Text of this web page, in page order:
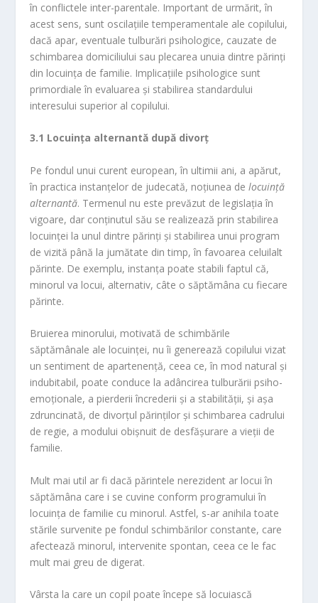
în conflictele inter-parentale. Important de urmărit, în
acest sens, sunt oscilațiile temperamentale ale copilului,
dacă apar, eventuale tulburări psihologice, cauzate de
schimbarea domiciliului sau plecarea unuia dintre părinți
din locuința de familie. Implicațiile psihologice sunt
primordiale în evaluarea și stabilirea standardului
interesului superior al copilului.
3.1 Locuința alternantă după divorț
Pe fondul unui curent european, în ultimii ani, a apărut,
în practica instanțelor de judecată, noțiunea delocuință
alternantă. Termenul nu este prevăzut de legislația în
vigoare, dar conținutul său se realizează prin stabilirea
locuinței la unul dintre părinți și stabilirea unui program
de vizită până la jumătate din timp, în favoarea celuilalt
părinte. De exemplu, instanța poate stabili faptul că,
minorul va locui, alternativ, câte o săptămâna cu fiecare
părinte.
Bruierea minorului, motivată de schimbările
săptămânale ale locuinței, nu îi generează copilului vizat
un sentiment de apartenență, ceea ce, în mod natural și
indubitabil, poate conduce la adâncirea tulburării psiho-
emoționale, a pierderii încrederii și a stabilității, și așa
zdruncinată, de divorțul părinților și schimbarea cadrului
de regie, a modului obișnuit de desfășurare a vieții de
familie.
Mult mai util ar fi dacă părintele nerezident ar locui în
săptămâna care i se cuvine conform programului în
locuința de familie cu minorul. Astfel, s-ar anihila toate
stările survenite pe fondul schimbărilor constante, care
afectează minorul, intervenite spontan, ceea ce le fac
mult mai greu de digerat.
Vârsta la care un copil poate începe să locuiască